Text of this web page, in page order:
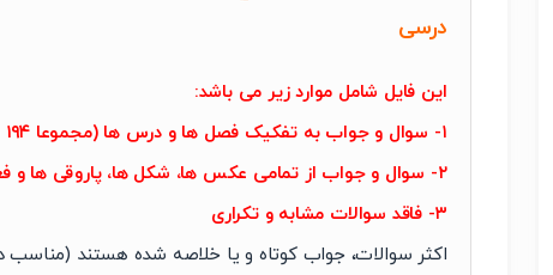
درسی
این فایل شامل موارد زیر می باشد:
۱- سوال و جواب به تفکیک فصل ها و درس ها (مجموعا ۱۹۴ سوال و جواب: ۲۴ صفحه)
۲- سوال و جواب از تمامی عکس ها، شکل ها، پاروقی ها و فعالیت های مهم کل کتاب
۳- فاقد سوالات مشابه و تکراری
اکثر سوالات، جواب کوتاه و یا خلاصه شده هستند